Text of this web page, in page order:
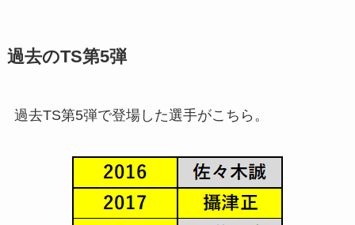
過去のTS第5弾
過去TS第5弾で登場した選手がこちら。